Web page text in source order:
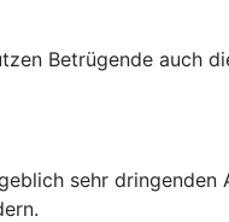
Betrügende auch
sehr dringenden